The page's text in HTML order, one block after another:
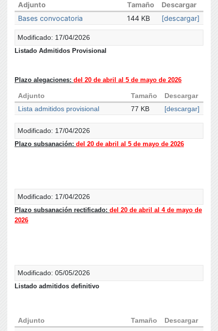
Adjunto Tamaño
Descargar
Bases convocatoria
144 KB [descargar]
Modificado: 17/04/2026
Listado Admitidos Provisional
Plazo alegaciones: del 20 de abril al 5 de mayo de 2026
Adjunto Tamaño
Descargar
Lista admitidos provisional
77 KB [descargar]
Modificado: 17/04/2026
Plazo subsanación: del 20 de abril al 5 de mayo de 2026
Modificado: 17/04/2026
Plazo subsanación rectificado: del 20 de abril al 4 de mayo de
2026
Modificado: 05/05/2026
Listado admitidos definitivo
Adjunto Tamaño
Descargar